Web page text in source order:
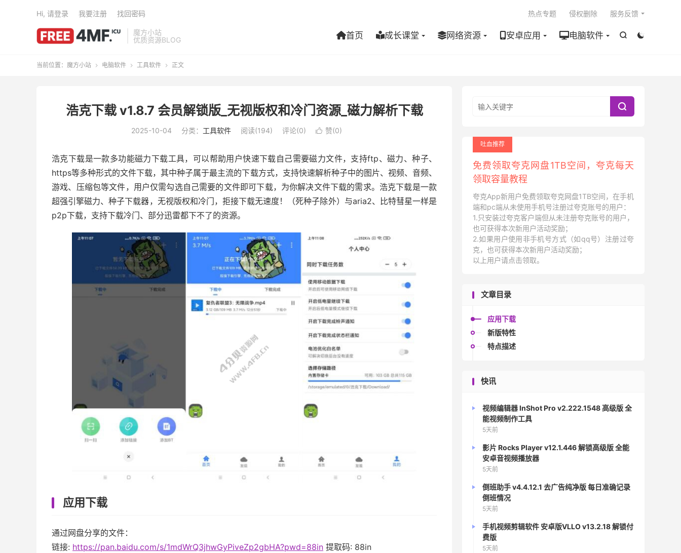
魔方小站
优质资源BLOG


首页 成长课堂 网络资源 安卓应用 电脑软件
热点专题 侵权删除 服务反馈
Hi, 请登录 我要注册 找回密码
当前位置： 魔方小站  电脑软件  工具软件  正文
浩克下载 v1.8.7 会员解锁版_无视版权和冷门资源_磁力解析下载
2025-10-04 分类： 工具软件 阅读(194) 评论(0)  赞(0)
浩克下载是一款多功能磁力下载工具，可以帮助用户快速下载自己需要磁力文件，支持ftp、磁力、种子、
https等多种形式的文件下载，其中种子属于最主流的下载方式，支持快速解析种子中的图片、视频、音频、
游戏、压缩包等文件，用户仅需勾选自己需要的文件即可下载，为你解决文件下载的需求。浩克下载是一款
超强引擎磁力、种子下载器，无视版权和冷门，拒接下载无速度！（死种子除外）与aria2、比特彗星一样是
p2p下载，支持下载冷门、部分迅雷都下不了的资源。
应用下载
通过网盘分享的文件：
链接: https://pan.baidu.com/s/1mdWrQ3jhwGyPiveZp2gbHA?pwd=88in 提取码: 88in

吐血推荐
免费领取夸克网盘1TB空间，夸克每天
领取容量教程
夸克App新用户免费领取夸克网盘1TB空间，在手机
端和pc端从未使用手机号注册过夸克账号的用户：
1.只安装过夸克客户端但从未注册夸克账号的用户，
也可获得本次新用户活动奖励；
2.如果用户使用非手机号方式（如qq号）注册过夸
克，也可获得本次新用户活动奖励；
以上用户请点击领取。
文章目录
应用下载
新版特性
特点描述
快讯
视频编辑器 InShot Pro v2.222.1548 高级版 全
能视频制作工具
5天前
影片 Rocks Player v12.1.446 解锁高级版 全能
安卓音视频播放器
5天前
倒班助手 v4.4.12.1 去广告纯净版 每日准确记录
倒班情况
5天前
手机视频剪辑软件 安卓版VLLO v13.2.18 解锁付
费版
5天前